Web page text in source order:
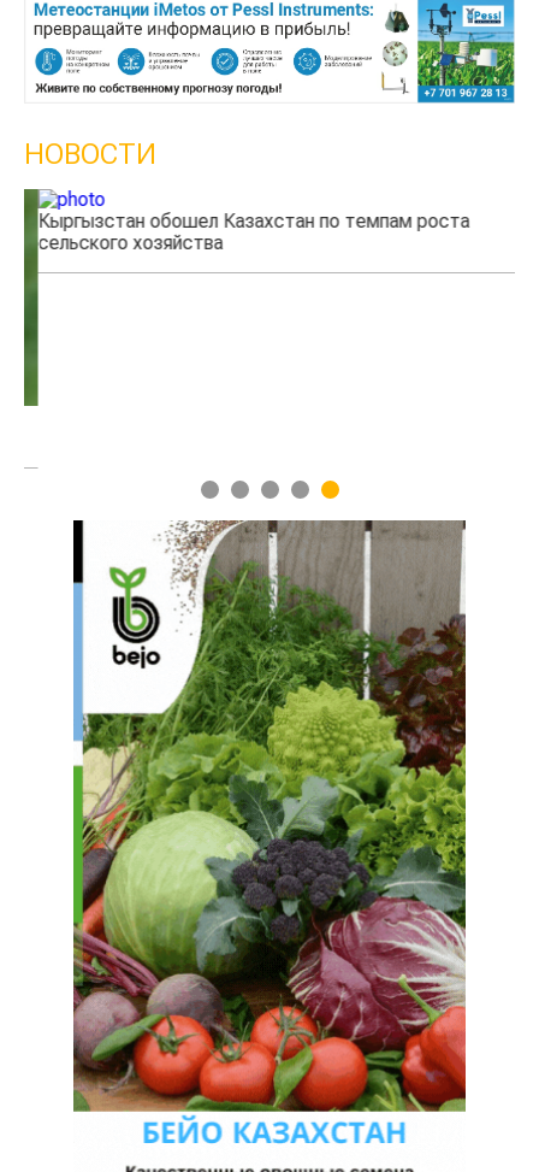
НОВОСТИ
Кыргызстан обошел Казахстан по темпам роста
сельского хозяйства
1 2 3 4 5